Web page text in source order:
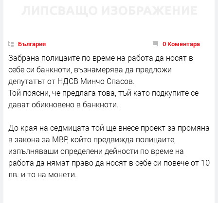
България 0 Коментара
Забрана полицаите по време на работа да носят в
себе си банкноти, възнамерява да предложи
депутатът от НДСВ Минчо Спасов.
Той поясни, че предлага това, тъй като подкупите се
дават обикновено в банкноти.
До края на седмицата той ще внесе проект за промяна
в закона за МВР, който предвижда полицаите,
изпълняваши определени дейности по време на
работа да нямат право да носят в себе си повече от 10
лв. и то на монети.